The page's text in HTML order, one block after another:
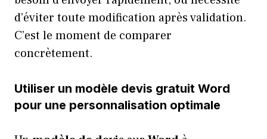
d’éviter toute modification après validation.
C’est le moment de comparer
concrètement.
Utiliser un modèle devis gratuit Word
pour une personnalisation optimale